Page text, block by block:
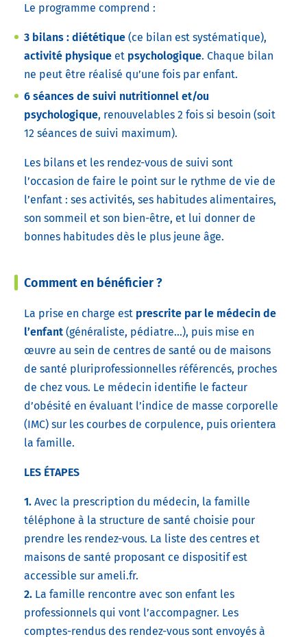
Le programme comprend :
3 bilans : diététique (ce bilan est systématique),
activité physique et psychologique. Chaque bilan
ne peut être réalisé qu’une fois par enfant.
6 séances de suivi nutritionnel et/ou
psychologique, renouvelables 2 fois si besoin (soit
12 séances de suivi maximum).
Les bilans et les rendez-vous de suivi sont
l’occasion de faire le point sur le rythme de vie de
l’enfant : ses activités, ses habitudes alimentaires,
son sommeil et son bien-être, et lui donner de
bonnes habitudes dès le plus jeune âge.
Comment en bénéficier ?
La prise en charge est prescrite par le médecin de
l’enfant(généraliste, pédiatre…), puis mise en
œuvre au sein de centres de santé ou de maisons
de santé pluriprofessionnelles référencés, proches
de chez vous. Le médecin identifie le facteur
d’obésité en évaluant l’indice de masse corporelle
(IMC) sur les courbes de corpulence, puis orientera
la famille.
LES ÉTAPES
1.Avec la prescription du médecin, la famille
téléphone à la structure de santé choisie pour
prendre les rendez-vous. La liste des centres et
maisons de santé proposant ce dispositif est
accessible sur ameli.fr.
2. La famille rencontre avec son enfant les
professionnels qui vont l’accompagner. Les
comptes-rendus des rendez-vous sont envoyés à